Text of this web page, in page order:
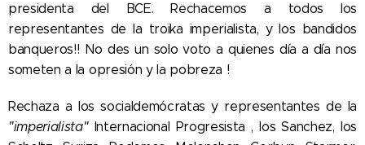
presidenta del BCE. Rechacemos a todos los
representantes de la troika imperialista, y los bandidos
banqueros!! No des un solo voto a quienes día a día nos
someten a la opresión y la pobreza !
Rechaza a los socialdemócratas y representantes de la
"imperialista"Internacional Progresista , los Sanchez, los